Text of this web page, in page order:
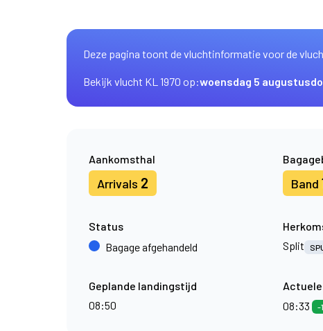
Deze pagina toont de vluchtinformatie voor de
Bekijk vlucht KL 1970 op:woensdag 5 augustus
Aankomsthal
Arrivals 2 Band
Status
Bagage afgehandeld
Split
Geplande landingstijd
08:50
08:33
-